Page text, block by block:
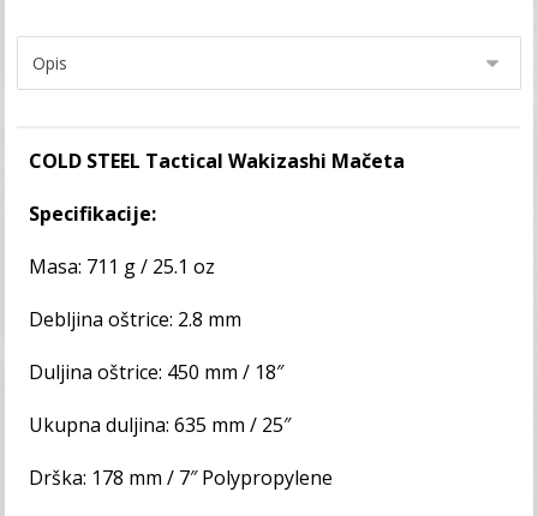
COLD STEEL Tactical Wakizashi Mačeta
Specifikacije:
Masa: 711 g / 25.1 oz
Debljina oštrice: 2.8 mm
Duljina oštrice: 450 mm / 18″
Ukupna duljina: 635 mm / 25″
Drška: 178 mm / 7″ Polypropylene